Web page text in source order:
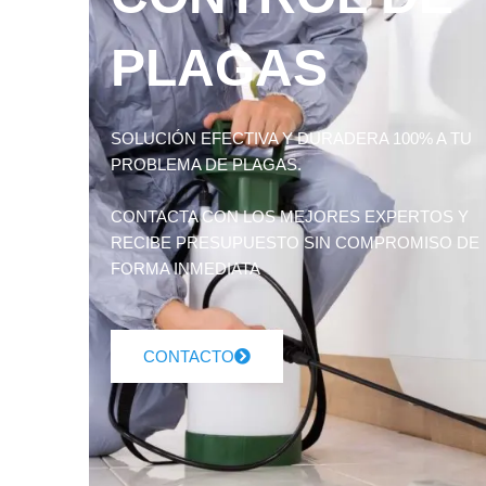
PLAGAS
SOLUCIÓN EFECTIVA Y DURADERA 100% A TU
PROBLEMA DE PLAGAS.
CONTACTA CON LOS MEJORES EXPERTOS Y
RECIBE PRESUPUESTO SIN COMPROMISO DE
FORMA INMEDIATA
CONTACTO